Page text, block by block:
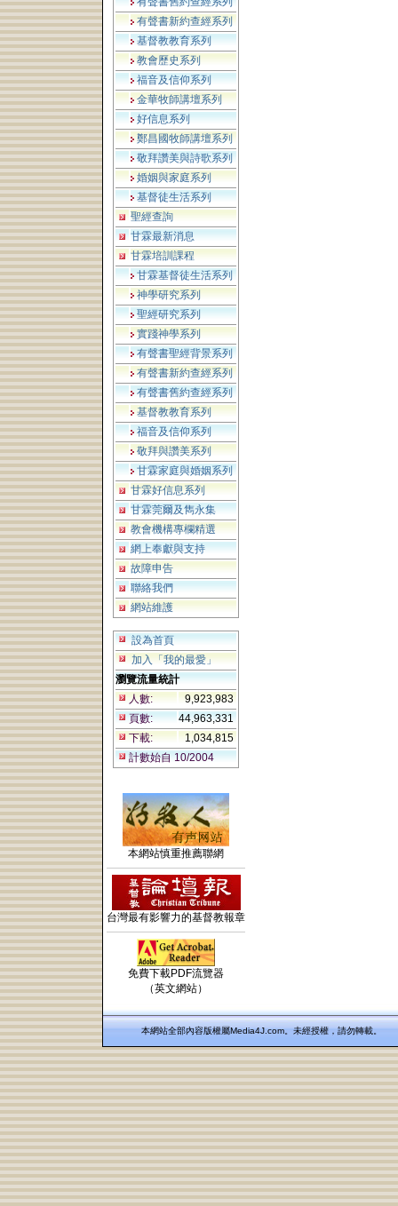
有聲書新約查經系列
基督教教育系列
教會歷史系列
福音及信仰系列
金華牧師講壇系列
好信息系列
鄭昌國牧師講壇系列
敬拜讚美與詩歌系列
婚姻與家庭系列
基督徒生活系列
聖經查詢
甘霖最新消息
甘霖培訓課程
甘霖基督徒生活系列
神學研究系列
聖經研究系列
實踐神學系列
有聲書聖經背景系列
有聲書新約查經系列
有聲書舊約查經系列
基督教教育系列
福音及信仰系列
敬拜與讚美系列
甘霖家庭與婚姻系列
甘霖好信息系列
甘霖莞爾及雋永集
教會機構專欄精選
網上奉獻與支持
故障申告
聯絡我們
網站維護
設為首頁
加入「我的最愛」
瀏覽流量統計
人數:
9,923,983
頁數:
44,963,331
下載:
1,034,815
計數始自 10/2004
本網站慎重推薦聯網
台灣最有影響力的基督教報章
免費下載PDF流覽器
（英文網站）
本網站全部內容版權屬Media4J.com。未經授權，請勿轉載。